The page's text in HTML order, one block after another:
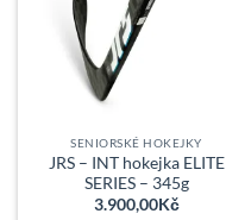
SENIORSKÉ HOKEJKY
JRS – INT hokejka ELITE
SERIES – 345g
3.900,00Kč